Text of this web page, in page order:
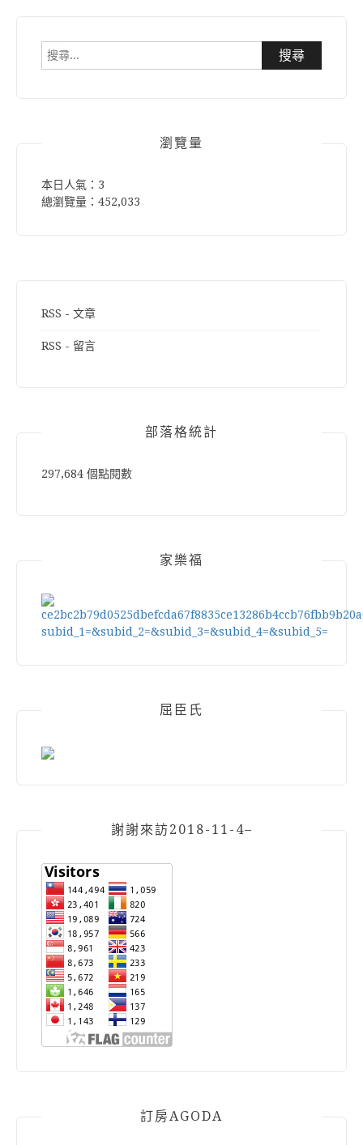
搜
尋
瀏覽量
本日人氣：3
總瀏覽量：452,033
RSS - 文章
RSS - 留言
部落格統計
297,684 個點閱數
家樂福
屈臣氏
謝謝來訪2018-11-4–
訂房AGODA